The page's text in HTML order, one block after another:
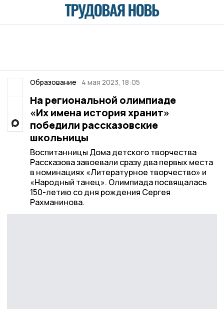
Образование 4 мая 2023, 18:05
На региональной олимпиаде
«Их имена история хранит»
победили рассказовские
школьницы
Воспитанницы Дома детского творчества
Рассказова завоевали сразу два первых места
в номинациях «Литературное творчество» и
«Народный танец». Олимпиада посвящалась
150-летию со дня рождения Сергея
Рахманинова.